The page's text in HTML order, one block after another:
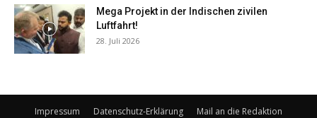
Mega Projekt in der Indischen zivilen
Luftfahrt!
28. Juli 2026
Impressum Datenschutz-Erklärung Mail an die Redaktion